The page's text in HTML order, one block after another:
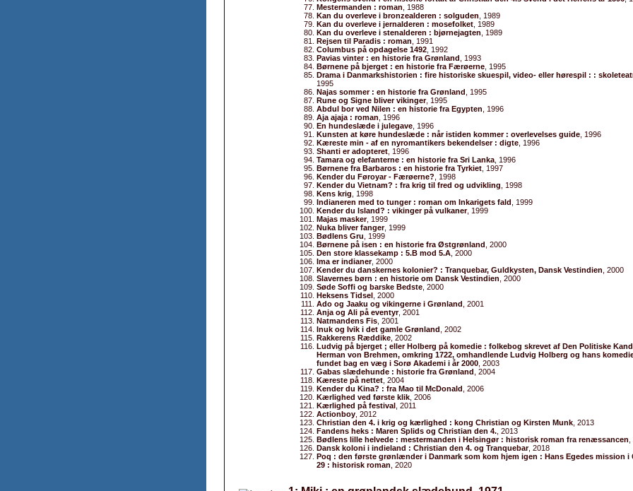
Mestermanden : roman , 1988
Kan du overleve i bronzealderen : solguden , 1989
Kan du overleve i jernalderen : mosefolket , 1989
Kan du overleve i stenalderen : bjørnejagten , 1989
Rejsen til Paradis : roman , 1991
Columbus på opdagelse 1492 , 1992
Pavias vinter : en historie fra Grønland , 1993
Børnene på bjerget : en historie fra Færøerne , 1995
Drama i Danmarkshistorien : fire historiske skuespil, video- eller hørespil : :
1995
Najas sommer : en historie fra Grønland , 1995
Rune og Signe bliver vikinger, 1995
Abdul bor ved Nilen : en historie fra Egypten , 1996
Aja ajaja : roman , 1996
En hundeslæde i julegave , 1996
Kunsten at køre hundeslæde : når istiden kommer : overlevelses guide , 1996
Kæreste min - af en nyromantikers bekendelser : digte , 1996
Shanti er adopteret , 1996
Tamara og elefanterne : en historie fra Sri Lanka , 1996
Børnene fra Barbaros : en historie fra Tyrkiet , 1997
Kender du Føroyar - Færøerne? , 1998
Kender du Vietnam? : fra krig til fred og udvikling , 1998
Kens krig , 1998
Indianeren med to tunger : roman om Inkarigets fald , 1999
Kender du Island? : vikinger på vulkaner, 1999
Majas masker, 1999
Nuka bliver fanger, 1999
Bødlens Gru , 1999
Børnene på isen : en historie fra Østgrønland , 2000
Den store klassekamp : 5.B mod 5.A , 2000
Ima er indianer, 2000
Kender du danskernes kolonier? : Tranquebar, Guldkysten, Dansk Vestindien , 2000
Slavernes børn : en historie om Dansk Vestindien , 2000
Søde Soffi og barske Bedste , 2000
Heksens Tidsel , 2000
Ado og Jaaku og vikingerne i Grønland , 2001
Anja og Ali på eventyr, 2001
Natmandens Fis , 2001
Inuk og Ivik i det gamle Grønland , 2002
Rakkerens Ræddike , 2002
Ludvig på bjerget ; eller Holberg på komedie : folkebog skrevet af Den Politiske
Herman von Brehmen, omkring 1722, omhandlende Ludvig Holberg og hans
fundet bag en væg i Sorø Akademi i år 2000 , 2003
Gabas slædehunde : historie fra Grønland , 2004
Kæreste på nettet , 2004
Kender du Kina? : fra Mao til McDonald , 2006
Kærlighed ved første klik , 2006
Kærlighed på festival , 2011
Actionboy , 2012
Christian den 4. i krig og kærlighed : kong Christian og Kirsten Munk , 2013
Fandens heks : Maren Splids og Christian den 4. , 2013
Bødlens lille helvede : mestermanden i Helsingør : historisk roman fra renæssancen
Dansk koloni i indieland : Christian den 4. og Tranquebar, 2018
Poq : den første grønlænder i Danmark som kom hjem igen : Hans Egedes mission i
29 : historisk roman , 2020